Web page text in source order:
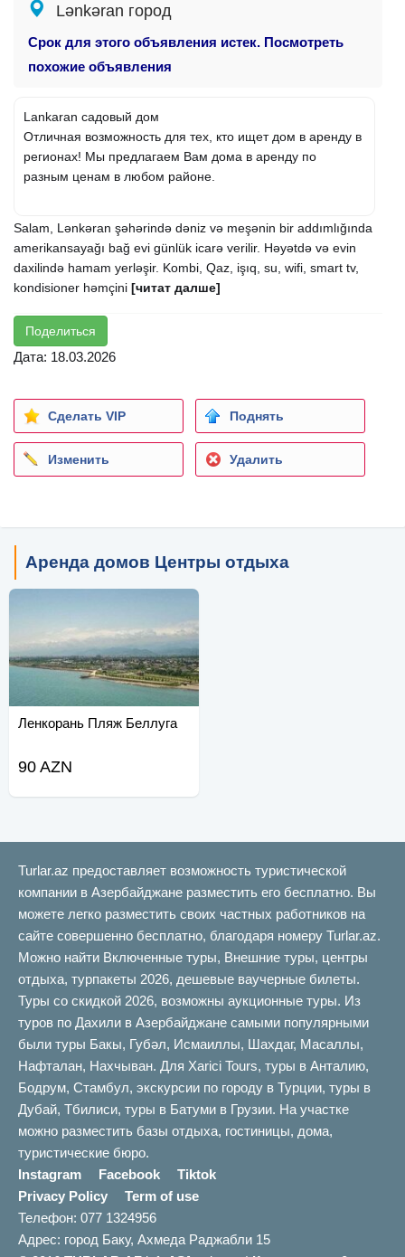
Lənkəran город
Срок для этого объявления истек. Посмотреть
похожие объявления
Lankaran садовый дом
Отличная возможность для тех, кто ищет дом в аренду в
регионах! Мы предлагаем Вам дома в аренду по
разным ценам в любом районе.
Salam, Lənkəran şəhərində dəniz və meşənin bir addımlığında
amerikansayağı bağ evi günlük icarə verilir. Həyətdə və evin
daxilində hamam yerləşir. Kombi, Qaz, işıq, su, wifi, smart tv,
kondisioner həmçini [читат далше]
Поделиться
Дата: 18.03.2026
Сделать VIP Поднять
Изменить Удалить
Аренда домов Центры отдыха
Ленкорань Пляж Беллуга
90 AZN
Turlar.az предоставляет возможность туристической
компании в Азербайджане разместить его бесплатно. Вы
можете легко разместить своих частных работников на
сайте совершенно бесплатно, благодаря номеру Turlar.az.
Можно найти Включенные туры, Внешние туры, центры
отдыха, турпакеты 2026, дешевые ваучерные билеты.
Туры со скидкой 2026, возможны аукционные туры. Из
туров по Дахили в Азербайджане самыми популярными
были туры Бакы, Губəл, Исмаиллы, Шахдаг, Масаллы,
Нафталан, Нахчыван. Для Xarici Tours, туры в Анталию,
Бодрум, Стамбул, экскурсии по городу в Турции, туры в
Дубай, Тбилиси, туры в Батуми в Грузии. На участке
можно разместить базы отдыха, гостиницы, дома,
туристические бюро.
Instagram
Facebook
Tiktok
Privacy Policy
Term of use
Телефон: 077 1324956
Адрес: город Баку, Ахмеда Раджабли 15